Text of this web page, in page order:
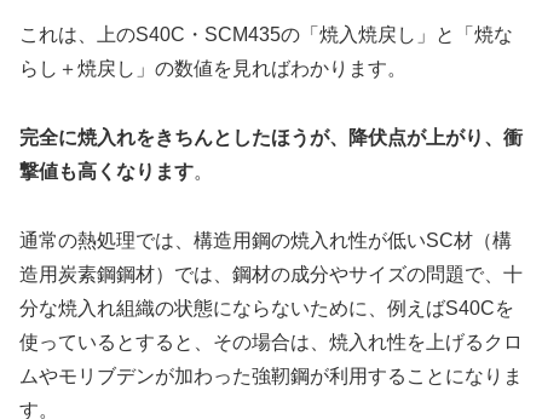
これは、上のS40C・SCM435の「焼入焼戻し」と「焼な
らし＋焼戻し」の数値を見ればわかります。
完全に焼入れをきちんとしたほうが、降伏点が上がり、衝
撃値も高くなります。
通常の熱処理では、構造用鋼の焼入れ性が低いSC材（構
造用炭素鋼鋼材）では、鋼材の成分やサイズの問題で、十
分な焼入れ組織の状態にならないために、例えばS40Cを
使っているとすると、その場合は、焼入れ性を上げるクロ
ムやモリブデンが加わった強靭鋼が利用することになりま
す。